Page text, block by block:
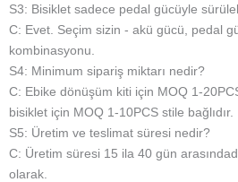
S3: Bisiklet sadece pedal gücüyle
C: Evet. Seçim sizin - akü gücü, pedal
kombinasyonu.
S4: Minimum sipariş miktarı nedir?
C: Ebike dönüşüm kiti için MOQ 1-
bisiklet için MOQ 1-10PCS stile bağlıdır.
S5: Üretim ve teslimat süresi nedir?
C: Üretim süresi 15 ila 40 gün
olarak.